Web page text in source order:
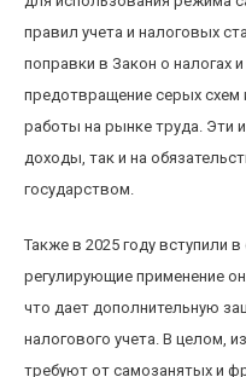
правил учета и налоговых
поправки в Закон о налогах
предотвращение серых схем
работы на рынке труда. Эти
доходы, так и на
государством.
Также в 2025 году вступили
регулирующие применение
что дает дополнительную
налогового учета. В целом,
требуют от самозанятых и